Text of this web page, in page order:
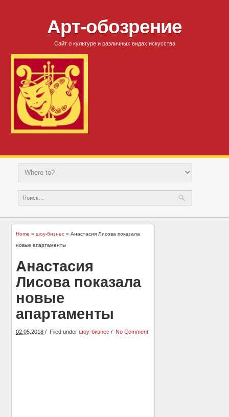
Арт-обозрение
Сайт о культуре и различных видах искусства
Home »шоу-бизнес » Анастасия Лисова показала
новые апартаменты
Анастасия
Лисова показала
новые
апартаменты
02.05.2018 Filed underшоу-бизнес No Comment